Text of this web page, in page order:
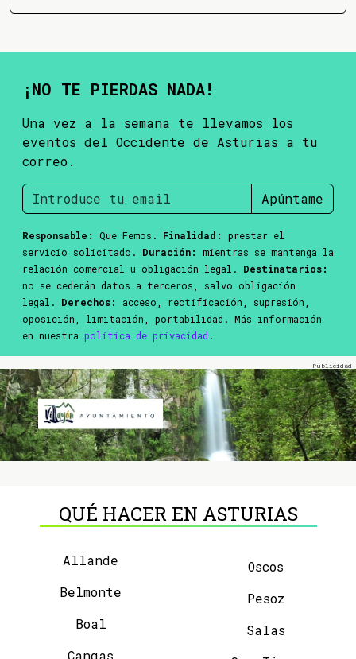
¡NO TE PIERDAS NADA!
Una vez a la semana te llevamos los
eventos del Occidente de Asturias a tu
correo.
Apúntame
Responsable: Que Femos. Finalidad:
prestar el
servicio solicitado. Duración:
mientras se mantenga la
relación comercial u obligación legal. Destinatarios:
no se cederán datos a terceros, salvo obligación
legal. Derechos:
acceso, rectificación, supresión,
oposición, limitación, portabilidad. Más información
en nuestra política de privacidad .
QUÉ HACER EN ASTURIAS
Allande
Belmonte
Boal
Oscos
Pesoz
Salas